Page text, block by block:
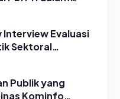
di Desa
Interview Evaluasi
Sektoral
Publik yang
Kominfo